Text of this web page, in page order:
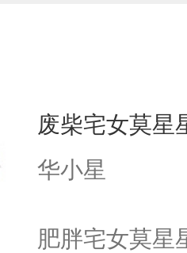
废柴宅女莫星
华小星
肥胖宅女莫星